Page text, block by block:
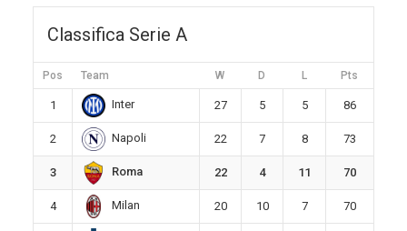
Classifica Serie A
Pos Team W D L Pts
1 Inter 27 5 5 86
2 Napoli 22 7 8 73
3 Roma 22 4 11 70
4 Milan 20 10 7 70